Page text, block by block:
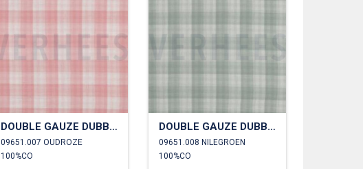
DOUBLE GAUZE DUBBELZIJDIGE RUITEN
09651.007 OUDROZE
100%CO
DOUBLE GAUZE DUBBELZIJDIGE RUITEN
09651.008 NILEGROEN
100%CO